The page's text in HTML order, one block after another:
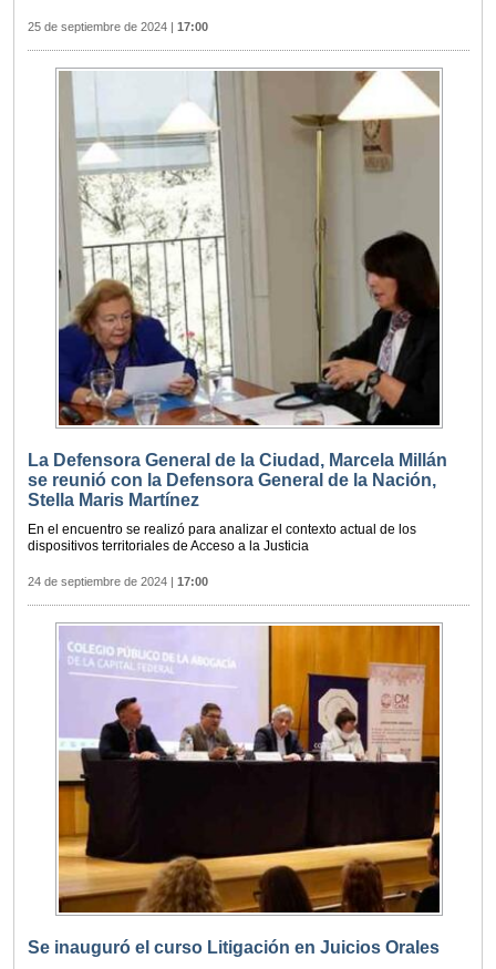
25 de septiembre de 2024 | 17:00
La Defensora General de la Ciudad, Marcela Millán
se reunió con la Defensora General de la Nación,
Stella Maris Martínez
En el encuentro se realizó para analizar el contexto actual de los
dispositivos territoriales de Acceso a la Justicia
24 de septiembre de 2024 | 17:00
Se inauguró el curso Litigación en Juicios Orales